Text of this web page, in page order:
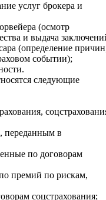
услуг брокера и
(осмотр
и выдача
(определение
событии);
следующие
переданным в
по договорам
премий по рискам,
соцстрахования;